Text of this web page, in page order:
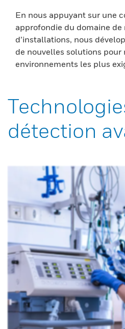
En nous appuyant sur une
approfondie du domaine
d’installations, nous
de nouvelles solutions pour
environnements les plus
détection